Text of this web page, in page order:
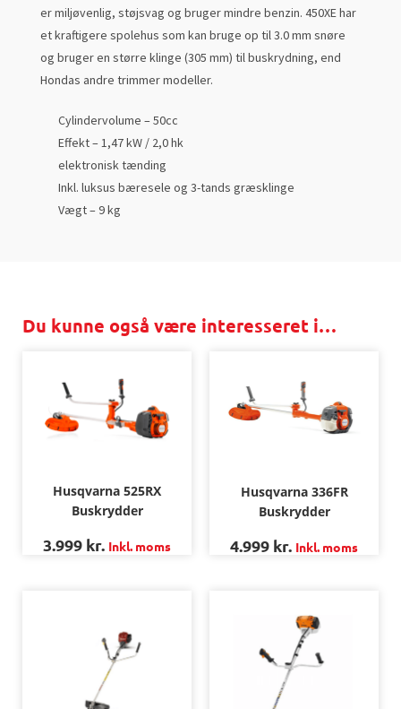
er miljøvenlig, støjsvag og bruger mindre benzin. 450XE har
et kraftigere spolehus som kan bruge op til 3.0 mm snøre
og bruger en større klinge (305 mm) til buskrydning, end
Hondas andre trimmer modeller.
Cylindervolume – 50cc
Effekt – 1,47 kW / 2,0 hk
elektronisk tænding
Inkl. luksus bæresele og 3-tands græsklinge
Vægt – 9 kg
Du kunne også være interesseret i…
Husqvarna 525RX
Buskrydder
3.999 kr. Inkl. moms
Husqvarna 336FR
Buskrydder
4.999 kr. Inkl. moms